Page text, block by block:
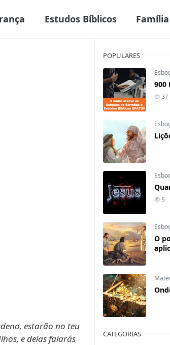
Estudos Bíblicos Família
estarão no teu
e delas falarás
POPULARES
900
37
5
O
CATEGORIAS